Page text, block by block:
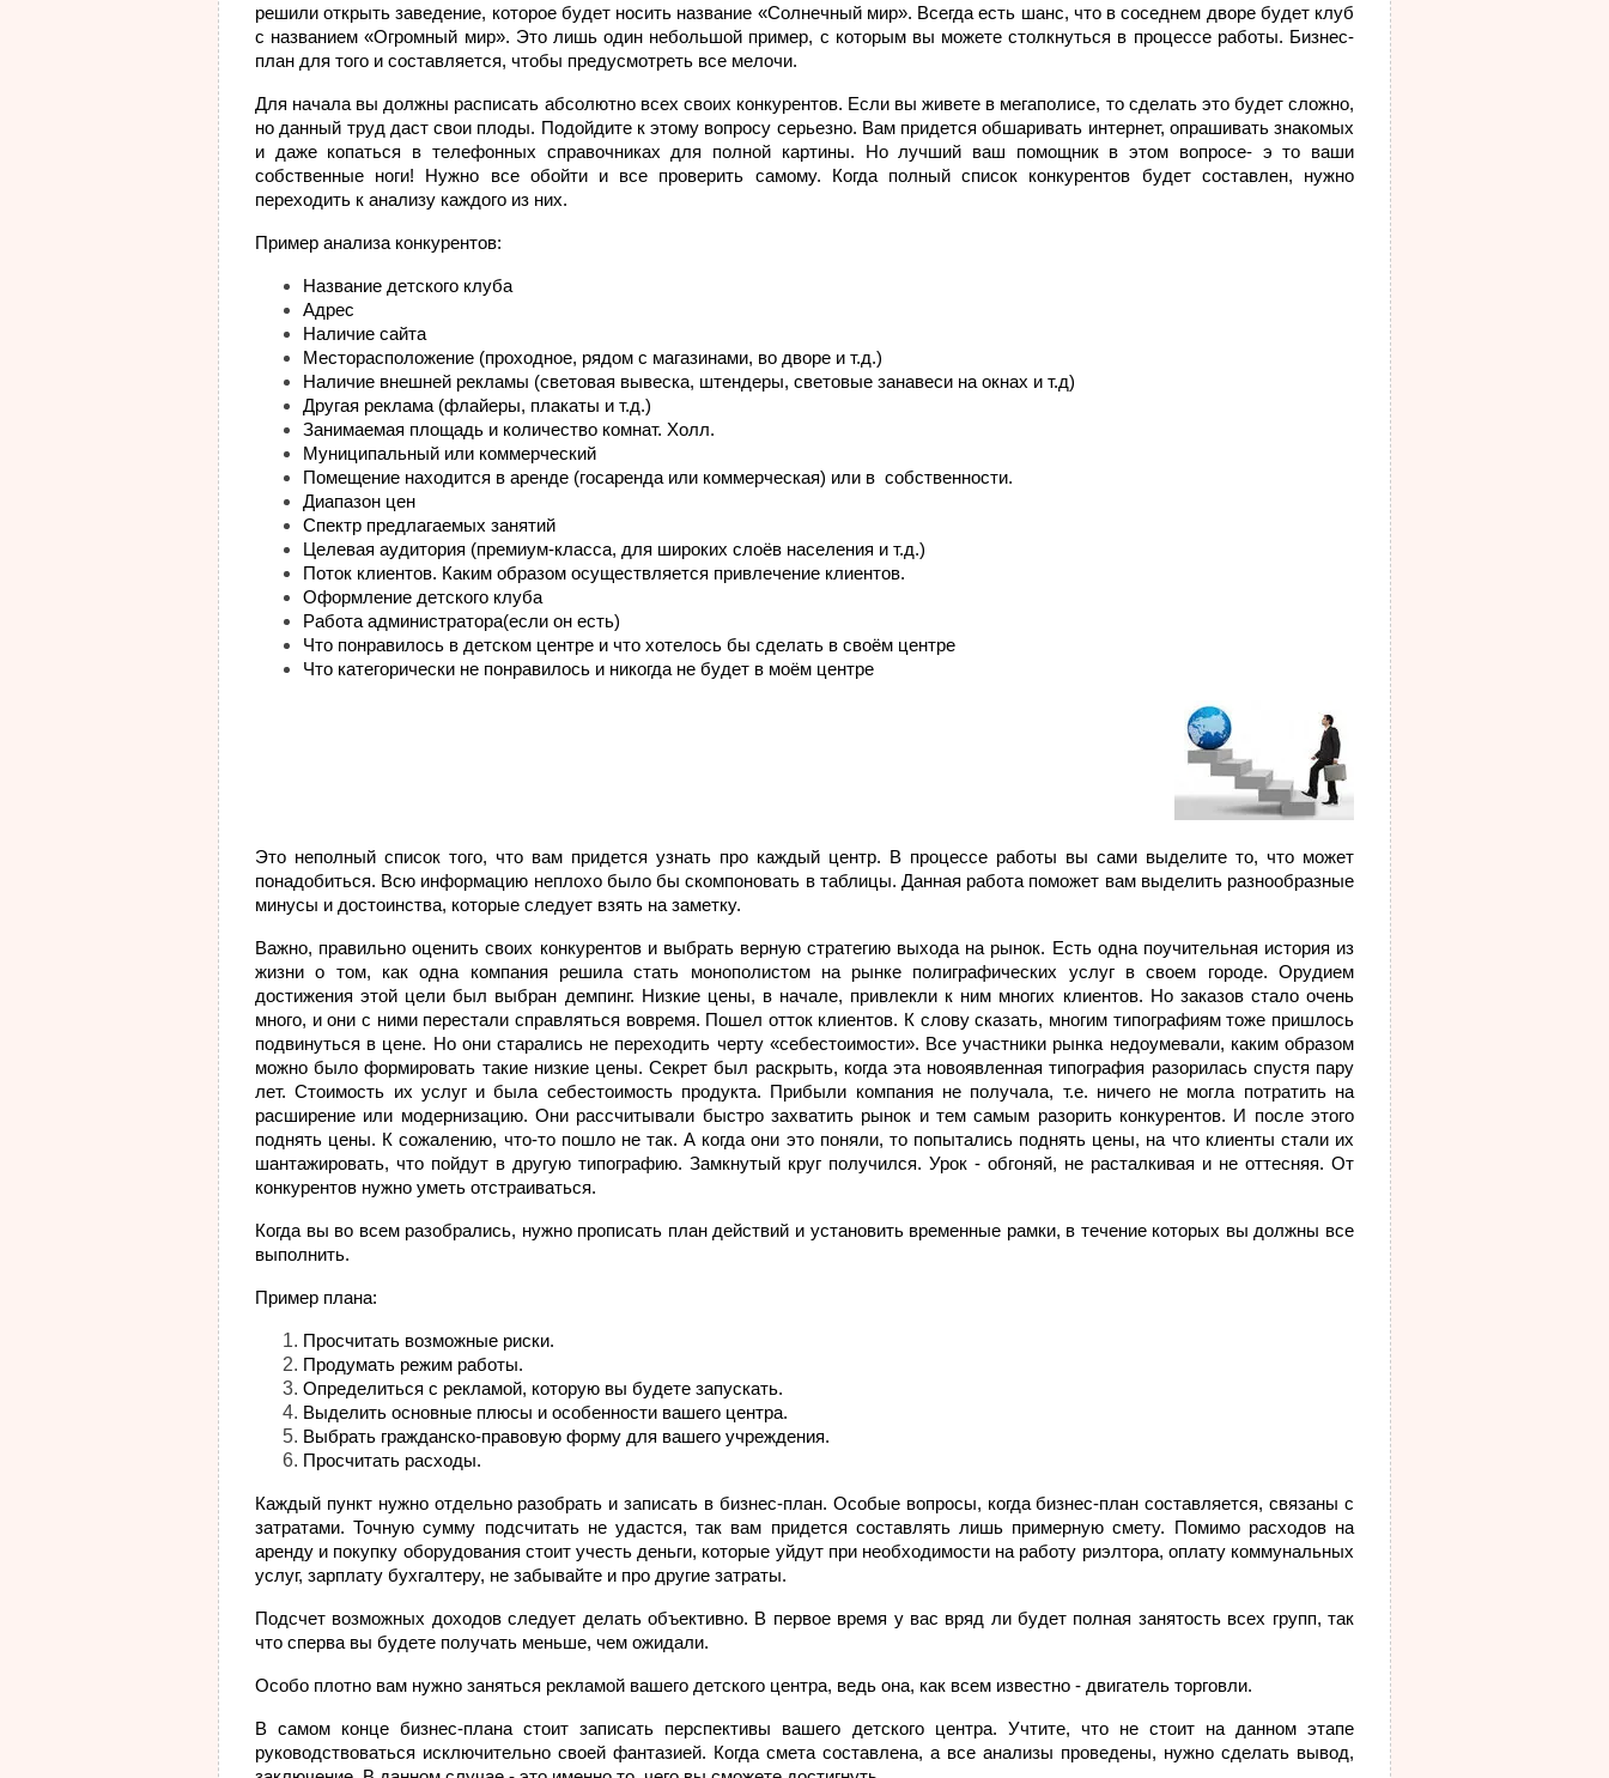
решили открыть заведение, которое будет носить название «Солнечный мир». Всегда есть шанс, что в соседнем дворе будет клуб
с названием «Огромный мир». Это лишь один небольшой пример, с которым вы можете столкнуться в процессе работы. Бизнес-
план для того и составляется, чтобы предусмотреть все мелочи.
Для начала вы должны расписать абсолютно всех своих конкурентов. Если вы живете в мегаполисе, то сделать это будет сложно,
но данный труд даст свои плоды. Подойдите к этому вопросу серьезно. Вам придется обшаривать интернет, опрашивать знакомых
и даже копаться в телефонных справочниках для полной картины. Но лучший ваш помощник в этом вопросе- э то ваши
собственные ноги! Нужно все обойти и все проверить самому. Когда полный список конкурентов будет составлен, нужно
переходить к анализу каждого из них.
Пример анализа конкурентов:
Название детского клуба
Адрес
Наличие сайта
Месторасположение (проходное, рядом с магазинами, во дворе и т.д.)
Наличие внешней рекламы (световая вывеска, штендеры, световые занавеси на окнах и т.д)
Другая реклама (флайеры, плакаты и т.д.)
Занимаемая площадь и количество комнат. Холл.
Муниципальный или коммерческий
Помещение находится в аренде (госаренда или коммерческая) или в собственности.
Диапазон цен
Спектр предлагаемых занятий
Целевая аудитория (премиум-класса, для широких слоёв населения и т.д.)
Поток клиентов. Каким образом осуществляется привлечение клиентов.
Оформление детского клуба
Работа администратора(если он есть)
Что понравилось в детском центре и что хотелось бы сделать в своём центре
Что категорически не понравилось и никогда не будет в моём центре
Это неполный список того, что вам придется узнать про каждый центр. В процессе работы вы сами выделите то, что может
понадобиться. Всю информацию неплохо было бы скомпоновать в таблицы. Данная работа поможет вам выделить разнообразные
минусы и достоинства, которые следует взять на заметку.
Важно, правильно оценить своих конкурентов и выбрать верную стратегию выхода на рынок. Есть одна поучительная история из
жизни о том, как одна компания решила стать монополистом на рынке полиграфических услуг в своем городе. Орудием
достижения этой цели был выбран демпинг. Низкие цены, в начале, привлекли к ним многих клиентов. Но заказов стало очень
много, и они с ними перестали справляться вовремя. Пошел отток клиентов. К слову сказать, многим типографиям тоже пришлось
подвинуться в цене. Но они старались не переходить черту «себестоимости». Все участники рынка недоумевали, каким образом
можно было формировать такие низкие цены. Секрет был раскрыть, когда эта новоявленная типография разорилась спустя пару
лет. Стоимость их услуг и была себестоимость продукта. Прибыли компания не получала, т.е. ничего не могла потратить на
расширение или модернизацию. Они рассчитывали быстро захватить рынок и тем самым разорить конкурентов. И после этого
поднять цены. К сожалению, что-то пошло не так. А когда они это поняли, то попытались поднять цены, на что клиенты стали их
шантажировать, что пойдут в другую типографию. Замкнутый круг получился. Урок - обгоняй, не расталкивая и не оттесняя. От
конкурентов нужно уметь отстраиваться.
Когда вы во всем разобрались, нужно прописать план действий и установить временные рамки, в течение которых вы должны все
выполнить.
Пример плана:
Просчитать возможные риски.
Продумать режим работы.
Определиться с рекламой, которую вы будете запускать.
Выделить основные плюсы и особенности вашего центра.
Выбрать гражданско-правовую форму для вашего учреждения.
Просчитать расходы.
Каждый пункт нужно отдельно разобрать и записать в бизнес-план. Особые вопросы, когда бизнес-план составляется, связаны с
затратами. Точную сумму подсчитать не удастся, так вам придется составлять лишь примерную смету. Помимо расходов на
аренду и покупку оборудования стоит учесть деньги, которые уйдут при необходимости на работу риэлтора, оплату коммунальных
услуг, зарплату бухгалтеру, не забывайте и про другие затраты.
Подсчет возможных доходов следует делать объективно. В первое время у вас вряд ли будет полная занятость всех групп, так
что сперва вы будете получать меньше, чем ожидали.
Особо плотно вам нужно заняться рекламой вашего детского центра, ведь она, как всем известно - двигатель торговли.
В самом конце бизнес-плана стоит записать перспективы вашего детского центра. Учтите, что не стоит на данном этапе
руководствоваться исключительно своей фантазией. Когда смета составлена, а все анализы проведены, нужно сделать вывод,